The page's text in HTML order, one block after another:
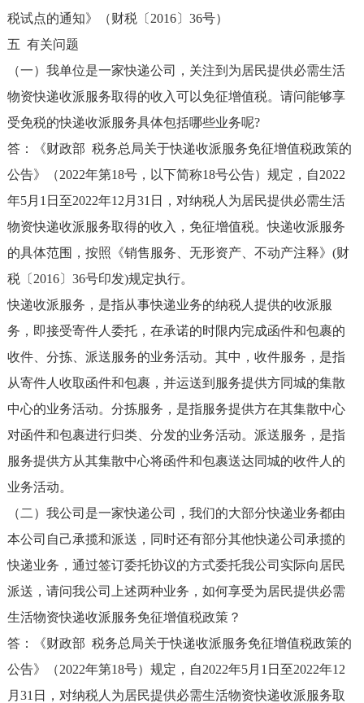
税试点的通知》（财税〔2016〕36号）
五 有关问题
（一）我单位是一家快递公司，关注到为居民提供必需生活
物资快递收派服务取得的收入可以免征增值税。请问能够享
受免税的快递收派服务具体包括哪些业务呢?
答：《财政部 税务总局关于快递收派服务免征增值税政策的
公告》（2022年第18号，以下简称18号公告）规定，自2022
年5月1日至2022年12月31日，对纳税人为居民提供必需生活
物资快递收派服务取得的收入，免征增值税。快递收派服务
的具体范围，按照《销售服务、无形资产、不动产注释》(财
税〔2016〕36号印发)规定执行。
快递收派服务，是指从事快递业务的纳税人提供的收派服
务，即接受寄件人委托，在承诺的时限内完成函件和包裹的
收件、分拣、派送服务的业务活动。其中，收件服务，是指
从寄件人收取函件和包裹，并运送到服务提供方同城的集散
中心的业务活动。分拣服务，是指服务提供方在其集散中心
对函件和包裹进行归类、分发的业务活动。派送服务，是指
服务提供方从其集散中心将函件和包裹送达同城的收件人的
业务活动。
（二）我公司是一家快递公司，我们的大部分快递业务都由
本公司自己承揽和派送，同时还有部分其他快递公司承揽的
快递业务，通过签订委托协议的方式委托我公司实际向居民
派送，请问我公司上述两种业务，如何享受为居民提供必需
生活物资快递收派服务免征增值税政策？
答：《财政部 税务总局关于快递收派服务免征增值税政策的
公告》（2022年第18号）规定，自2022年5月1日至2022年12
月31日，对纳税人为居民提供必需生活物资快递收派服务取